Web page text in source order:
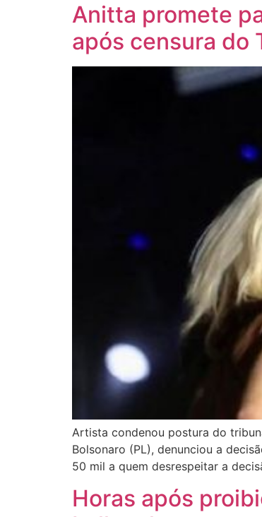
Anitta promete
após censura do
Artista condenou postura do
Bolsonaro (PL), denunciou a
50 mil a quem desrespeitar a
Horas após